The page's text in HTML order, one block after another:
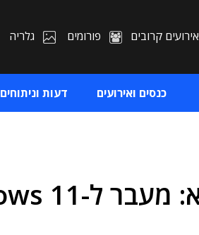
אירועים קרובים פורומים גלריה
כנסים ואירועים דעות וניתוחים